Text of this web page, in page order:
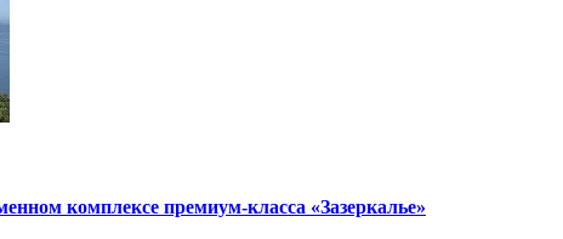
комплексе премиум-класса «Зазeркaлье»